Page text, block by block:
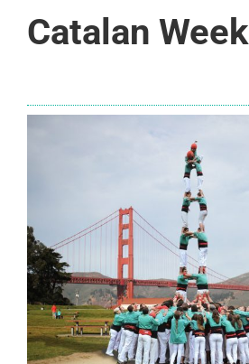
Catalan Week